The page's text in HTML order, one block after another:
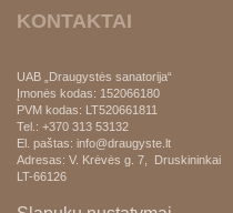
KONTAKTAI
UAB „Draugystės sanatorija“
Įmonės kodas: 152066180
PVM kodas: LT520661811
Tel.: +370 313 53132
El. paštas: info@draugyste.lt
Adresas: V. Krėvės g. 7, Druskininkai
LT-66126